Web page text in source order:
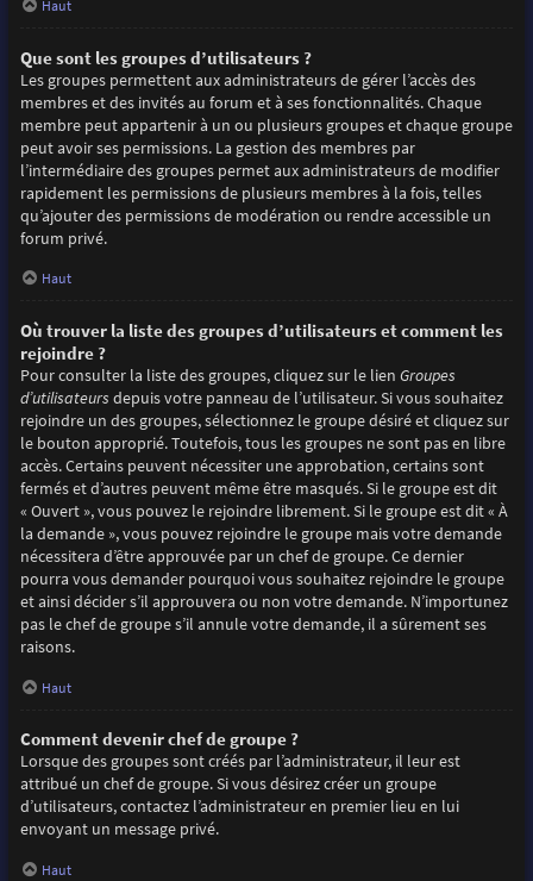
Haut
Que sont les groupes d’utilisateurs ?
Les groupes permettent aux administrateurs de gérer l’accès des
membres et des invités au forum et à ses fonctionnalités. Chaque
membre peut appartenir à un ou plusieurs groupes et chaque groupe
peut avoir ses permissions. La gestion des membres par
l’intermédiaire des groupes permet aux administrateurs de modifier
rapidement les permissions de plusieurs membres à la fois, telles
qu’ajouter des permissions de modération ou rendre accessible un
forum privé.
Haut
Où trouver la liste des groupes d’utilisateurs et comment les
rejoindre ?
Pour consulter la liste des groupes, cliquez sur le lien Groupes
d’utilisateurs depuis votre panneau de l’utilisateur. Si vous souhaitez
rejoindre un des groupes, sélectionnez le groupe désiré et cliquez sur
le bouton approprié. Toutefois, tous les groupes ne sont pas en libre
accès. Certains peuvent nécessiter une approbation, certains sont
fermés et d’autres peuvent même être masqués. Si le groupe est dit
« Ouvert », vous pouvez le rejoindre librement. Si le groupe est dit « À
la demande », vous pouvez rejoindre le groupe mais votre demande
nécessitera d’être approuvée par un chef de groupe. Ce dernier
pourra vous demander pourquoi vous souhaitez rejoindre le groupe
et ainsi décider s’il approuvera ou non votre demande. N’importunez
pas le chef de groupe s’il annule votre demande, il a sûrement ses
raisons.
Haut
Comment devenir chef de groupe ?
Lorsque des groupes sont créés par l’administrateur, il leur est
attribué un chef de groupe. Si vous désirez créer un groupe
d’utilisateurs, contactez l’administrateur en premier lieu en lui
envoyant un message privé.
Haut